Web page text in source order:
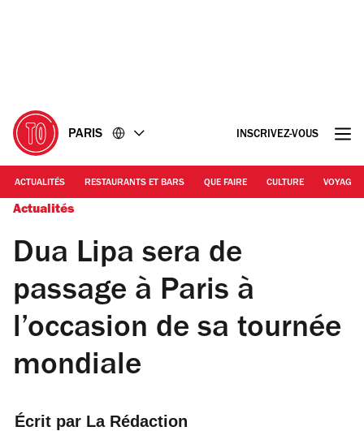
PARIS INSCRIVEZ-VOUS
ACTUALITÉS RESTAURANTS ET BARS QUE FAIRE CULTURE VOYAGE
Actualités
Dua Lipa sera de
passage à Paris à
l’occasion de sa tournée
mondiale
Écrit par La Rédaction